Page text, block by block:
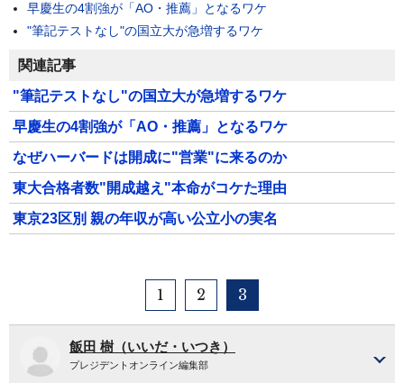
早慶生の4割強が「AO・推薦」となるワケ
"筆記テストなし"の国立大が急増するワケ
関連記事
"筆記テストなし"の国立大が急増するワケ
早慶生の4割強が「AO・推薦」となるワケ
なぜハーバードは開成に"営業"に来るのか
東大合格者数"開成越え"本命がコケた理由
東京23区別 親の年収が高い公立小の実名
1 2 3
飯田 樹（いいだ・いつき）
プレジデントオンライン編集部